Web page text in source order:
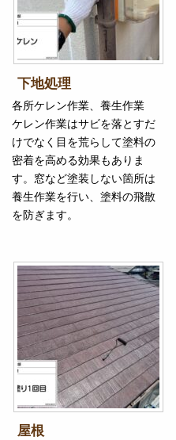
下地処理
各所ケレン作業、養生作業
ケレン作業はサビを落とすだ
けでなく目を荒らして塗料の
密着を高める効果もありま
す。窓など塗装しない箇所は
養生作業を行い、塗料の飛散
を防ぎます。
屋根